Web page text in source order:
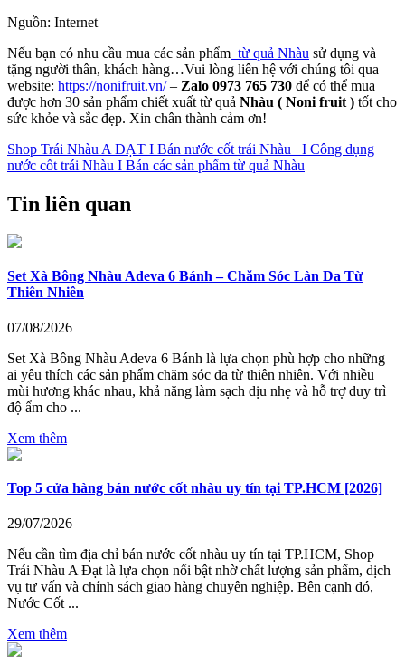
Nguồn: Internet
Nếu bạn có nhu cầu mua các sản phẩm từ quả Nhàu sử dụng và
tặng người thân, khách hàng…Vui lòng liên hệ với chúng tôi qua
website: https://nonifruit.vn/– Zalo 0973 765 730 để có thể mua
được hơn 30 sản phẩm chiết xuất từ quả Nhàu ( Noni fruit ) tốt cho
sức khỏe và sắc đẹp. Xin chân thành cảm ơn!
Shop Trái Nhàu A ĐẠT I Bán nước cốt trái Nhàu I Công dụng
nước cốt trái Nhàu I Bán các sản phẩm từ quả Nhàu
Tin liên quan
Set Xà Bông Nhàu Adeva 6 Bánh – Chăm Sóc Làn Da Từ
Thiên Nhiên
07/08/2026
Set Xà Bông Nhàu Adeva 6 Bánh là lựa chọn phù hợp cho những
ai yêu thích các sản phẩm chăm sóc da từ thiên nhiên. Với nhiều
mùi hương khác nhau, khả năng làm sạch dịu nhẹ và hỗ trợ duy trì
độ ẩm cho ...
Xem thêm
Top 5 cửa hàng bán nước cốt nhàu uy tín tại TP.HCM [2026]
29/07/2026
Nếu cần tìm địa chỉ bán nước cốt nhàu uy tín tại TP.HCM, Shop
Trái Nhàu A Đạt là lựa chọn nổi bật nhờ chất lượng sản phẩm, dịch
vụ tư vấn và chính sách giao hàng chuyên nghiệp. Bên cạnh đó,
Nước Cốt ...
Xem thêm